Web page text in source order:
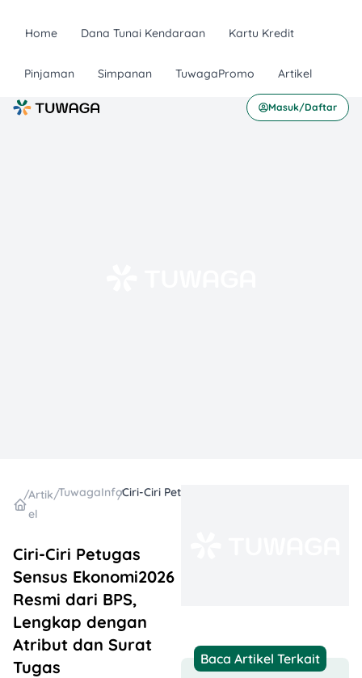
Home Dana Tunai Kendaraan Kartu Kredit
Pinjaman Simpanan TuwagaPromo Artikel
Masuk/Daftar
/Artik
el
/TuwagaInfo
/
Ciri-Ciri Petugas
Sensus Ekonomi2026
Resmi dari BPS,
Lengkap dengan
Atribut dan Surat
Tugas
Baca Artikel Terkait